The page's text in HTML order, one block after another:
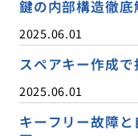
鍵の内部構造徹
2025.06.01
スペアキー作成
2025.06.01
キーフリー故障